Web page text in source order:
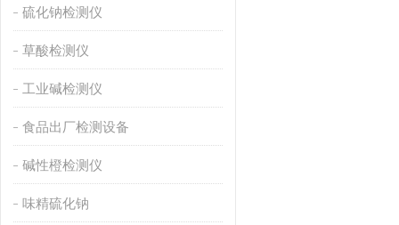
硫化钠检测仪
草酸检测仪
工业碱检测仪
食品出厂检测设备
碱性橙检测仪
味精硫化钠